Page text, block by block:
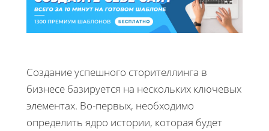
Создание успешного сторителлинга в
бизнесе базируется на нескольких ключевых
элементах. Во-первых, необходимо
определить ядро истории, которая будет